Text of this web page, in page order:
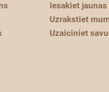
Iesakiet
Uzrakstiet
Uzaiciniet